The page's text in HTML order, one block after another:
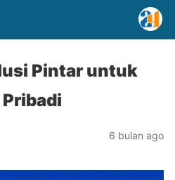
Pintar untuk
6 bulan ago